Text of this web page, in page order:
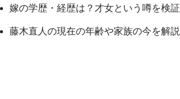
嫁の学歴・経歴は？才女という噂を検証
藤木直人の現在の年齢や家族の今を解説